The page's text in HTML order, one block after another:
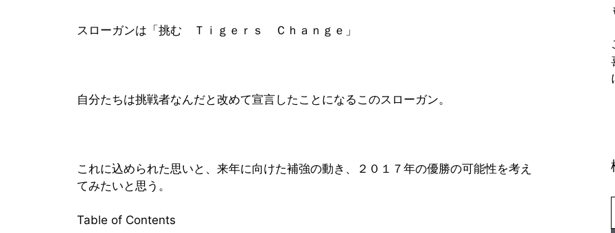
スローガンは「挑む Ｔｉｇｅｒｓ Ｃｈａｎｇｅ」
自分たちは挑戦者なんだと改めて宣言したことになるこのスローガン。
これに込められた思いと、来年に向けた補強の動き、２０１７年の優勝の可能性を考え
てみたいと思う。
Table of Contents